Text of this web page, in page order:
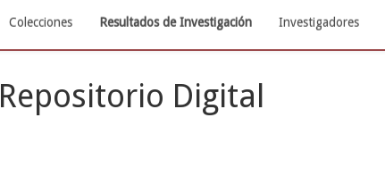
Colecciones Resultados de Investigación Investigadores
Repositorio Digital